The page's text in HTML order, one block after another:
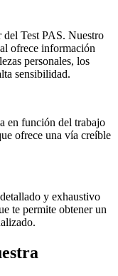
del Test PAS. Nuestro
ofrece información
personales, los
sensibilidad.
en función del trabajo
ofrece una vía creíble
y exhaustivo
te permite obtener un